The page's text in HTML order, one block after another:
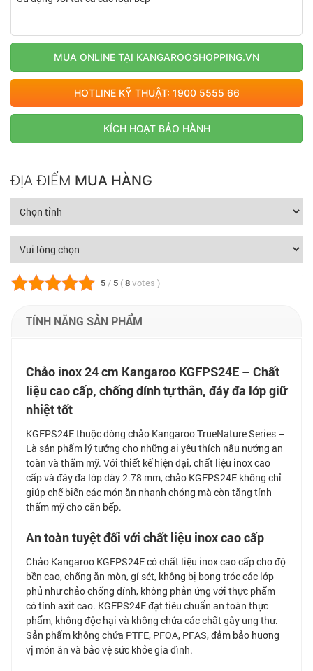
MUA ONLINE TẠI KANGAROOSHOPPING.VN
HOTLINE KỸ THUẬT: 1900 5555 66
KÍCH HOẠT BẢO HÀNH
ĐỊA ĐIỂM MUA HÀNG
5 / 5 ( 8 votes )
TÍNH NĂNG SẢN PHẨM
Chảo inox 24 cm Kangaroo KGFPS24E – Chất
liệu cao cấp, chống dính tự thân, đáy đa lớp giữ
nhiệt tốt
KGFPS24E thuộc dòng chảo Kangaroo TrueNature Series –
Là sản phẩm lý tưởng cho những ai yêu thích nấu nướng an
toàn và thẩm mỹ. Với thiết kế hiện đại, chất liệu inox cao
cấp và đáy đa lớp dày 2.78 mm, chảo KGFPS24E không chỉ
giúp chế biến các món ăn nhanh chóng mà còn tăng tính
thẩm mỹ cho căn bếp.
An toàn tuyệt đối với chất liệu inox cao cấp
Chảo Kangaroo KGFPS24E có chất liệu inox cao cấp cho độ
bền cao, chống ăn mòn, gỉ sét, không bị bong tróc các lớp
phủ như chảo chống dính, không phản ứng với thực phẩm
có tính axit cao. KGFPS24E đạt tiêu chuẩn an toàn thực
phẩm, không độc hại và không chứa các chất gây ung thư.
Sản phẩm không chứa PTFE, PFOA, PFAS, đảm bảo huơng
vị món ăn và bảo vệ sức khỏe gia đình.